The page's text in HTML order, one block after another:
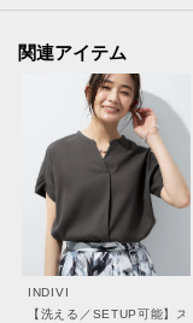
[おすすめPOINT]
お得な情報をGETできます
POINT.1
再入荷通知や、値下げ情
POINT.2
マイページでお気に入り
自分だけのお買い物リス
-・-・-・-・-・-・-・-・-
関連アイテム
INDIVI
【洗える／SETUP可能】